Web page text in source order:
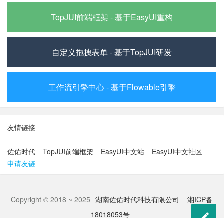
TopJUI前端框架 - 基于EasyUI重构
自定义拖拽表单 - 基于TopJUI研发
工作流引擎中心 - 基于Flowable引擎
友情链接
佐佑时代 TopJUI前端框架 EasyUI中文站
EasyUI中文社区
申请友链
Copyright © 2018 ~ 2025 湖南佐佑时代科技有限公司
湘ICP备
18018053号